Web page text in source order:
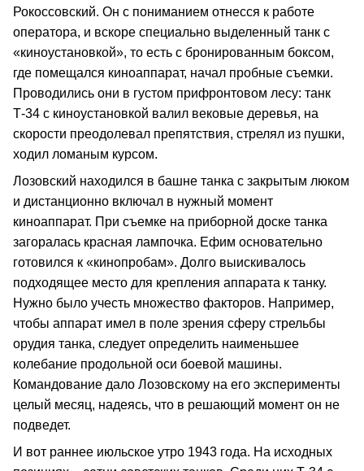
Рокоссовский. Он с пониманием отнесся к работе
оператора, и вскоре специально выделенный танк с
«киноустановкой», то есть с бронированным боксом,
где помещался киноаппарат, начал пробные съемки.
Проводились они в густом прифронтовом лесу: танк
Т-34 с киноустановкой валил вековые деревья, на
скорости преодолевал препятствия, стрелял из пушки,
ходил ломаным курсом.
Лозовский находился в башне танка с закрытым люком
и дистанционно включал в нужный момент
киноаппарат. При съемке на приборной доске танка
загоралась красная лампочка. Ефим основательно
готовился к «кинопробам». Долго выискивалось
подходящее место для крепления аппарата к танку.
Нужно было учесть множество факторов. Например,
чтобы аппарат имел в поле зрения сферу стрельбы
орудия танка, следует определить наименьшее
колебание продольной оси боевой машины.
Командование дало Лозовскому на его эксперименты
целый месяц, надеясь, что в решающий момент он не
подведет.
И вот раннее июльское утро 1943 года. На исходных